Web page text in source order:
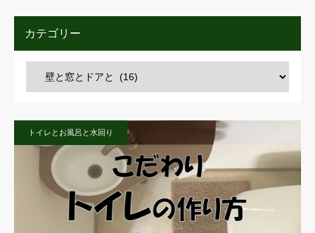
カテゴリー
トイレとお風呂と水回り